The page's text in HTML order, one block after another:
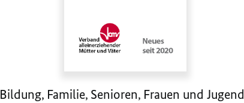
Bildung, Familie, Senioren, Frauen und Jugend